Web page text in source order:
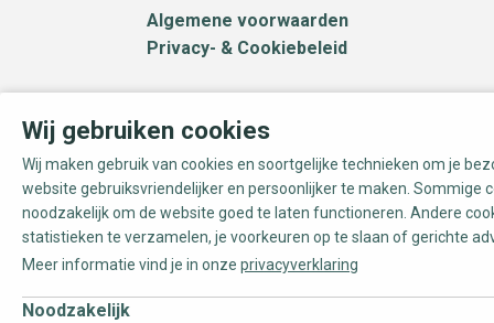
Algemene voorwaarden
Privacy- & Cookiebeleid
Wij gebruiken cookies
Wij maken gebruik van cookies en soortgelijke technieken om je
website gebruiksvriendelijker en persoonlijker te maken. Sommige
noodzakelijk om de website goed te laten functioneren. Andere
statistieken te verzamelen, je voorkeuren op te slaan of gerichte
Meer informatie vind je in onze privacyverklaring
Noodzakelijk